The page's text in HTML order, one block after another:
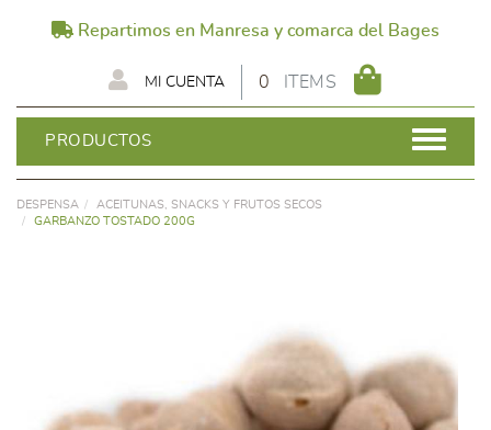
Repartimos en Manresa y comarca del Bages
0 ITEMS
MI CUENTA
PRODUCTOS
DESPENSA
ACEITUNAS, SNACKS Y FRUTOS SECOS
GARBANZO TOSTADO 200G